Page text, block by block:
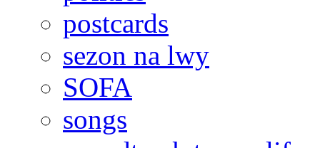
postcards
sezon na lwy
SOFA
songs